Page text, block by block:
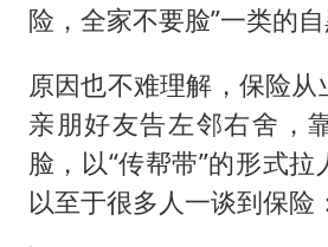
险，全家不要脸”一类的自
原因也不难理解，保险
亲朋好友告左邻右舍，
脸，以“传帮带”的形式拉
以至于很多人一谈到保险